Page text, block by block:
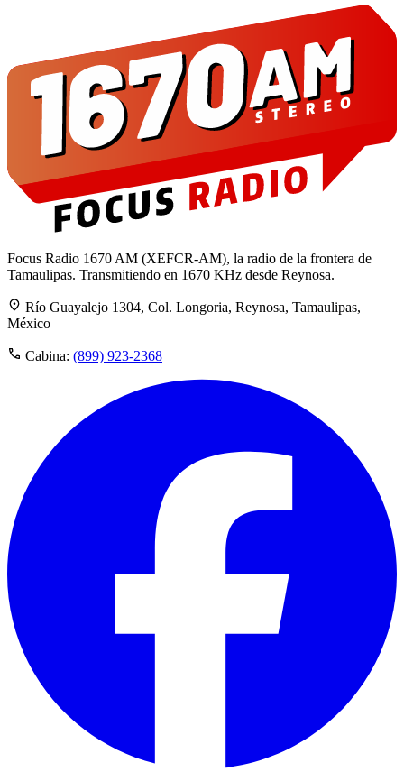
Focus Radio 1670 AM (XEFCR-AM), la radio de la frontera de
Tamaulipas. Transmitiendo en 1670 KHz desde Reynosa.
Río Guayalejo 1304, Col. Longoria, Reynosa, Tamaulipas,
México
Cabina: (899) 923-2368